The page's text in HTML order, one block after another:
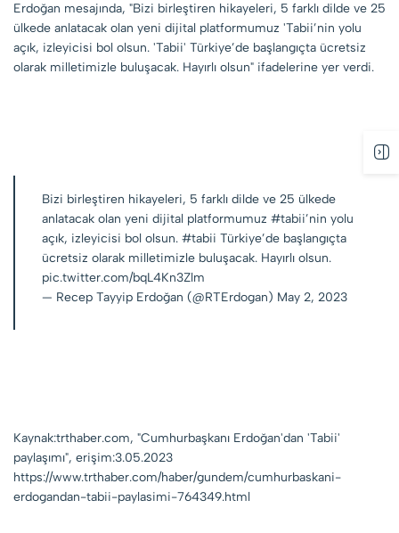
Erdoğan mesajında, "Bizi birleştiren hikayeleri, 5 farklı dilde ve 25
ülkede anlatacak olan yeni dijital platformumuz 'Tabii’nin yolu
açık, izleyicisi bol olsun. 'Tabii' Türkiye’de başlangıçta ücretsiz
olarak milletimizle buluşacak. Hayırlı olsun" ifadelerine yer verdi.
Bizi birleştiren hikayeleri, 5 farklı dilde ve 25 ülkede
anlatacak olan yeni dijital platformumuz #tabii’nin yolu
açık, izleyicisi bol olsun. #tabii Türkiye’de başlangıçta
ücretsiz olarak milletimizle buluşacak. Hayırlı olsun.
pic.twitter.com/bqL4Kn3Zlm
— Recep Tayyip Erdoğan (@RTErdogan) May 2, 2023
Kaynak:trthaber.com, "Cumhurbaşkanı Erdoğan'dan 'Tabii'
paylaşımı", erişim:3.05.2023
https://www.trthaber.com/haber/gundem/cumhurbaskani-
erdogandan-tabii-paylasimi-764349.html